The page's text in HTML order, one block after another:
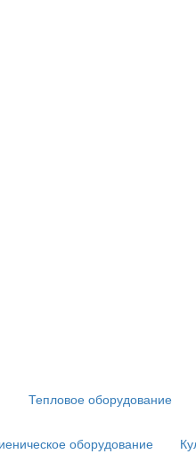
Тепловое оборудование
оборудование